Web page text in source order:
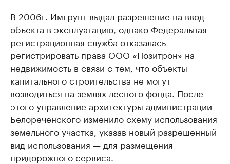
В 2006г. Имгрунт выдал разрешение на ввод
объекта в эксплуатацию, однако Федеральная
регистрационная служба отказалась
регистрировать права ООО «Позитрон» на
недвижимость в связи с тем, что объекты
капитального строительства не могут
возводиться на землях лесного фонда. После
этого управление архитектуры администрации
Белореченского изменило схему использования
земельного участка, указав новый разрешенный
вид использования — для размещения
придорожного сервиса.